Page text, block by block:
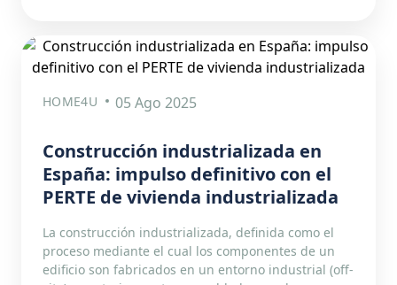
HOME4U 05 Ago 2025
Construcción industrializada en
España: impulso definitivo con el
PERTE de vivienda industrializada
La construcción industrializada, definida como el
proceso mediante el cual los componentes de un
edificio son fabricados en un entorno industrial (off-